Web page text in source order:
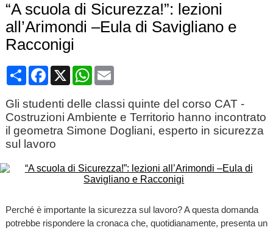
“A scuola di Sicurezza!”: lezioni
all’Arimondi –Eula di Savigliano e
Racconigi
CondividiFacebook
X WhatsApp
Email
Gli studenti delle classi quinte del corso CAT -
Costruzioni Ambiente e Territorio hanno incontrato
il geometra Simone Dogliani, esperto in sicurezza
sul lavoro
Perché è importante la sicurezza sul lavoro? A questa domanda
potrebbe rispondere la cronaca che, quotidianamente, presenta un